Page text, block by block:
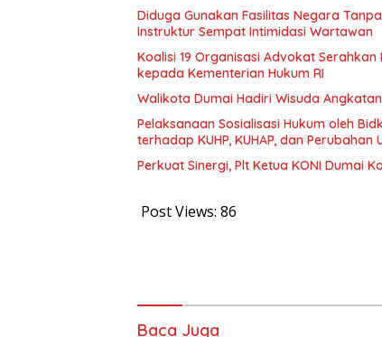
Diduga Gunakan Fasilitas Negara Tanpa
Instruktur Sempat Intimidasi Wartawan
Koalisi 19 Organisasi Advokat
kepada Kementerian Hukum RI
Walikota Dumai Hadiri Wisuda
Pelaksanaan Sosialisasi Hukum oleh
terhadap KUHP, KUHAP, dan Perubahan
Perkuat Sinergi, Plt Ketua KONI Dumai
Post Views: 86
Baca Juga